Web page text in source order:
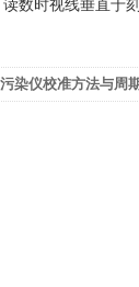
时视线垂直于
染仪校准方法与周